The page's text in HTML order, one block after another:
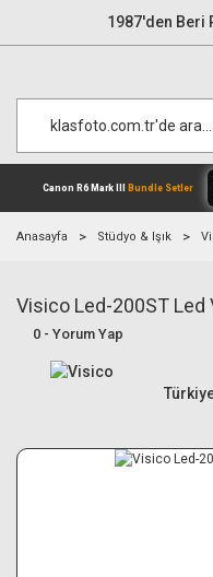
1987'den Beri
Canon R6 Mark III
Anasayfa Stüdyo & Işık
Visico Led-200ST Led
0 - Yorum Yap